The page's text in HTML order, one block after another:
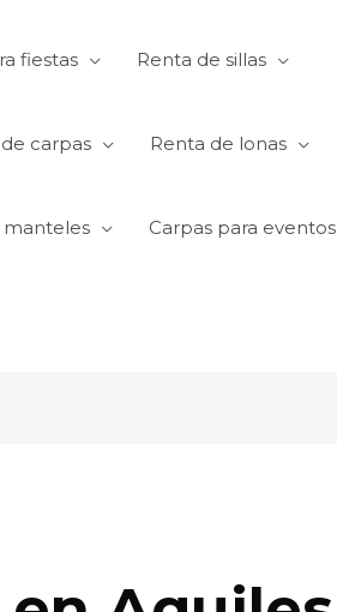
fiestas Renta de sillas
carpas Renta de lonas
manteles Carpas para eventos